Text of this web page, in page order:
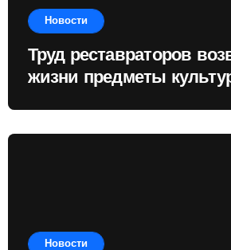
Новости
Труд реставраторов
жизни предметы
Новости